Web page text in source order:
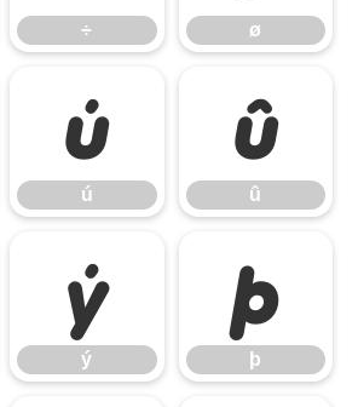
÷ ø
ú
ú
û
û
ý
ý
þ
þ